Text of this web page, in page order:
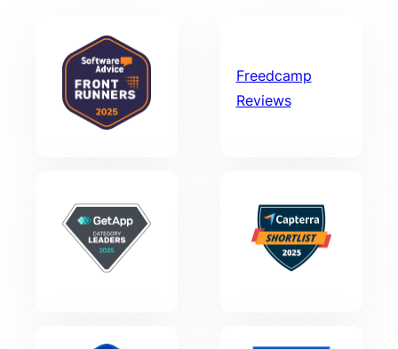
Freedcamp
Reviews